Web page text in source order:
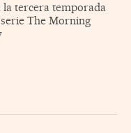
la tercera temporada
The Morning